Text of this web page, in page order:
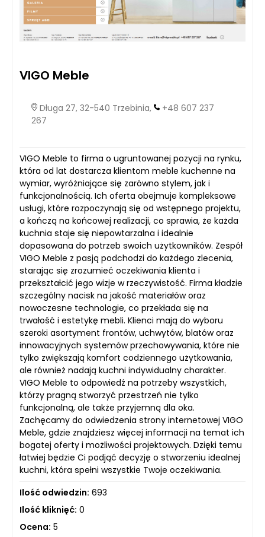
VIGO Meble
Długa 27, 32-540 Trzebinia,
+48 607 237
267
VIGO Meble to firma o ugruntowanej pozycji na rynku,
która od lat dostarcza klientom meble kuchenne na
wymiar, wyróżniające się zarówno stylem, jak i
funkcjonalnością. Ich oferta obejmuje kompleksowe
usługi, które rozpoczynają się od wstępnego projektu,
a kończą na końcowej realizacji, co sprawia, że każda
kuchnia staje się niepowtarzalna i idealnie
dopasowana do potrzeb swoich użytkowników. Zespół
VIGO Meble z pasją podchodzi do każdego zlecenia,
starając się zrozumieć oczekiwania klienta i
przekształcić jego wizje w rzeczywistość. Firma kładzie
szczególny nacisk na jakość materiałów oraz
nowoczesne technologie, co przekłada się na
trwałość i estetykę mebli. Klienci mają do wyboru
szeroki asortyment frontów, uchwytów, blatów oraz
innowacyjnych systemów przechowywania, które nie
tylko zwiększają komfort codziennego użytkowania,
ale również nadają kuchni indywidualny charakter.
VIGO Meble to odpowiedź na potrzeby wszystkich,
którzy pragną stworzyć przestrzeń nie tylko
funkcjonalną, ale także przyjemną dla oka.
Zachęcamy do odwiedzenia strony internetowej VIGO
Meble, gdzie znajdziesz więcej informacji na temat ich
bogatej oferty i możliwości projektowych. Dzięki temu
łatwiej będzie Ci podjąć decyzję o stworzeniu idealnej
kuchni, która spełni wszystkie Twoje oczekiwania.
Ilość odwiedzin: 693
Ilość kliknięć: 0
Ocena: 5